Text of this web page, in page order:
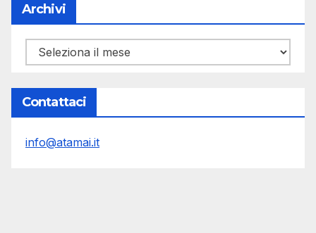
Archivi
Archivi
Contattaci
info@atamai.it